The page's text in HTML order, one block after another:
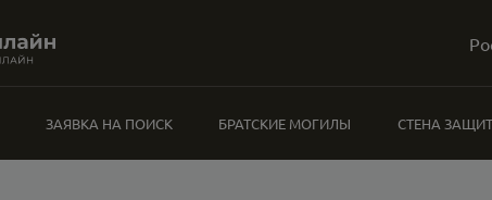
ЗАЯВКА НА ПОИСК БРАТСКИЕ МОГИЛЫ СТЕНА